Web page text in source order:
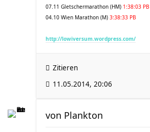
07.11 Gletschermarathon (HM) 1:38:03 PB
04.10 Wien Marathon (M) 3:38:33 PB
http://lowiversum.wordpress.com/
Zitieren
11.05.2014, 20:06
von Plankton